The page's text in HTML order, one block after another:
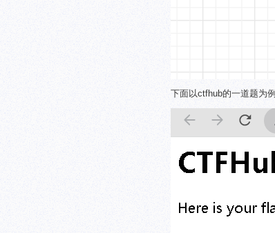
下面以ctfhub的一道题为例